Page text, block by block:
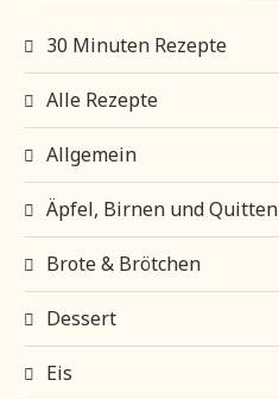
30 Minuten Rezepte
Alle Rezepte
Allgemein
Äpfel, Birnen und Quitten
Brote & Brötchen
Dessert
Eis